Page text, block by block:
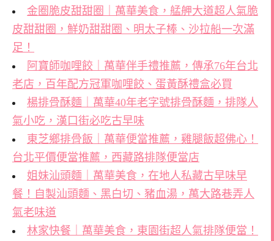
金圈脆皮甜甜圈｜萬華美食，艋舺大道超人氣脆
皮甜甜圈，鮮奶甜甜圈、明太子棒、沙拉船一次滿
足！
阿寶師咖哩餃｜萬華伴手禮推薦，傳承76年台北
老店，百年配方冠軍咖哩餃、蛋黃酥禮盒必買
楊排骨酥麵｜萬華40年老字號排骨酥麵，排隊人
氣小吃，漢口街必吃古早味
東芝鄉排骨飯｜萬華便當推薦，雞腿飯超佛心！
台北平價便當推薦，西藏路排隊便當店
姐妹汕頭麵｜萬華美食，在地人私藏古早味早
餐！自製汕頭麵、黑白切、豬血湯，萬大路巷弄人
氣老味道
林家快餐｜萬華美食，東園街超人氣排隊便當！